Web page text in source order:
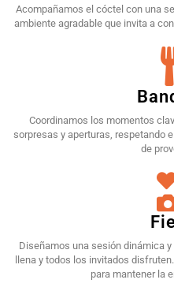
Acompañamos el cóctel con una
ambiente agradable que invita a
Coordinamos los momentos
sorpresas y aperturas, respetando
de
Diseñamos una sesión dinámica
llena y todos los invitados
para mantener la